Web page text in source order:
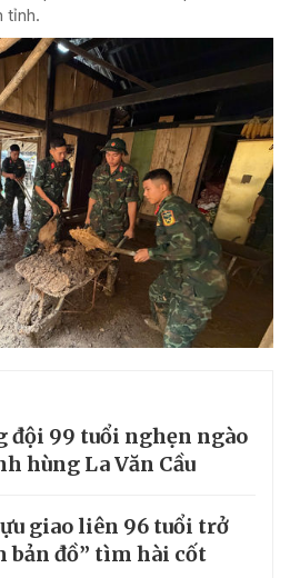
tỉnh.
đội 99 tuổi nghẹn ngào
hùng La Văn Cầu
giao liên 96 tuổi trở
bản đồ” tìm hài cốt